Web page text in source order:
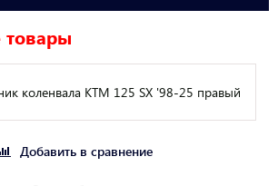
коленвала KTM 125 SX '98-25 правый
Добавить в сравнение